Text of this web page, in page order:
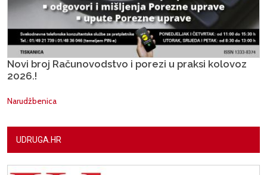
Novi broj Računovodstvo i porezi u praksi kolovoz
2026.!
Narudžbenica
UDRUGA.HR